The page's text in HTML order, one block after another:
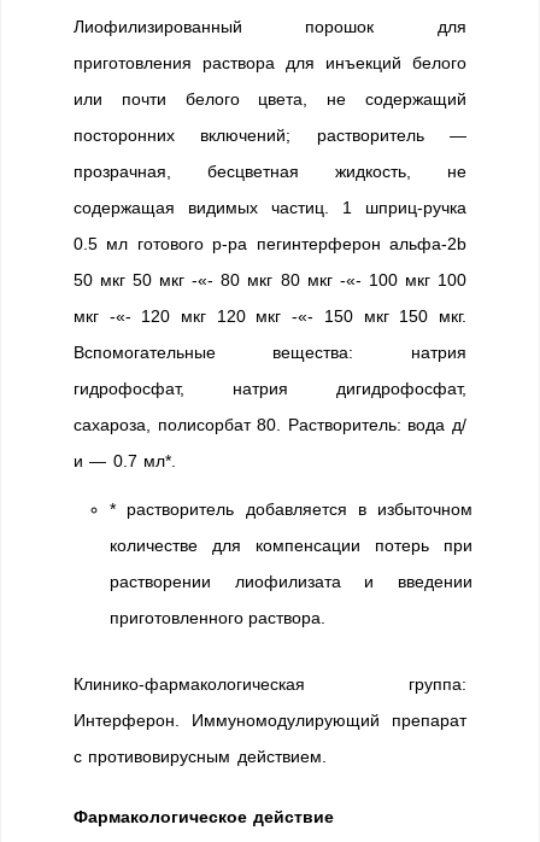
Лиофилизированный порошок для
приготовления раствора для инъекций белого
или почти белого цвета, не содержащий
посторонних включений; растворитель —
прозрачная, бесцветная жидкость, не
содержащая видимых частиц. 1 шприц-ручка
0.5 мл готового р-ра пегинтерферон альфа-2b
50 мкг 50 мкг -«- 80 мкг 80 мкг -«- 100 мкг 100
мкг -«- 120 мкг 120 мкг -«- 150 мкг 150 мкг.
Вспомогательные вещества: натрия
гидрофосфат, натрия дигидрофосфат,
сахароза, полисорбат 80. Растворитель: вода д/
и — 0.7 мл*.
* растворитель добавляется в избыточном
количестве для компенсации потерь при
растворении лиофилизата и введении
приготовленного раствора.
Клинико-фармакологическая группа:
Интерферон. Иммуномодулирующий препарат
с противовирусным действием.
Фармакологическое действие